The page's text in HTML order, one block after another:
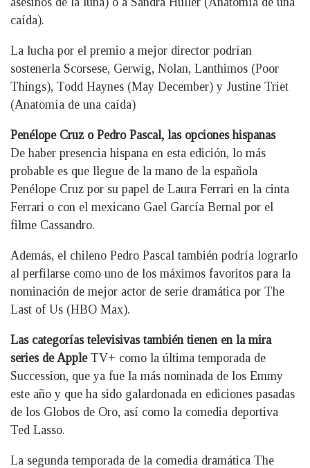
caída).
La lucha por el premio a mejor director podrían
sostenerla Scorsese, Gerwig, Nolan, Lanthimos (Poor
Things), Todd Haynes (May December) y Justine Triet
(Anatomía de una caída)
Penélope Cruz o Pedro Pascal, las opciones hispanas
De haber presencia hispana en esta edición, lo más
probable es que llegue de la mano de la española
Penélope Cruz por su papel de Laura Ferrari en la cinta
Ferrari o con el mexicano Gael García Bernal por el
filme Cassandro.
Además, el chileno Pedro Pascal también podría lograrlo
al perfilarse como uno de los máximos favoritos para la
nominación de mejor actor de serie dramática por The
Last of Us (HBO Max).
Las categorías televisivas también tienen en la mira
series de AppleTV+ como la última temporada de
Succession, que ya fue la más nominada de los Emmy
este año y que ha sido galardonada en ediciones pasadas
de los Globos de Oro, así como la comedia deportiva
Ted Lasso.
La segunda temporada de la comedia dramática The